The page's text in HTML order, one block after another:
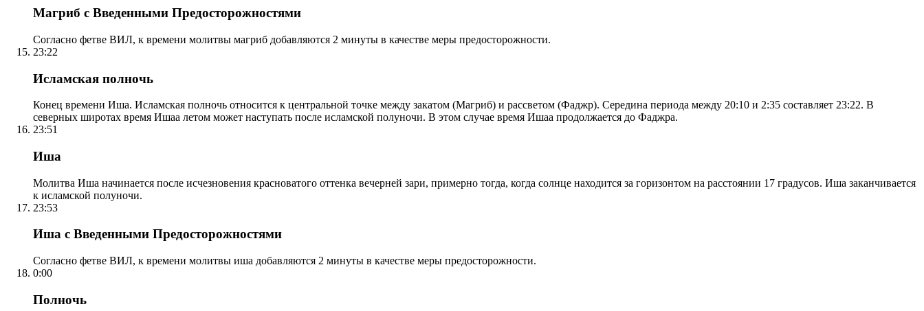
Магриб с Введенными Предосторожностями
Согласно фетве ВИЛ, к времени молитвы магриб добавляются 2 минуты в качестве меры предосторожности.
23:22
Исламская полночь
Конец времени Иша. Исламская полночь относится к центральной точке между закатом (Магриб) и рассветом (Фаджр). Середина периода между 20:10 и 2:35 составляет 23:22. В
северных широтах время Ишаа летом может наступать после исламской полуночи. В этом случае время Ишаа продолжается до Фаджра.
23:51
Иша
Молитва Иша начинается после исчезновения красноватого оттенка вечерней зари, примерно тогда, когда солнце находится за горизонтом на расстоянии 17 градусов. Иша заканчивается
к исламской полуночи.
23:53
Иша с Введенными Предосторожностями
Согласно фетве ВИЛ, к времени молитвы иша добавляются 2 минуты в качестве меры предосторожности.
0:00
Полночь